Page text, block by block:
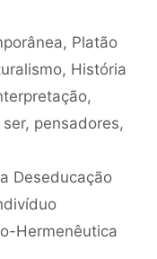
, Platão
, História
,
ser, pensadores,
Deseducação
Hermenêutica